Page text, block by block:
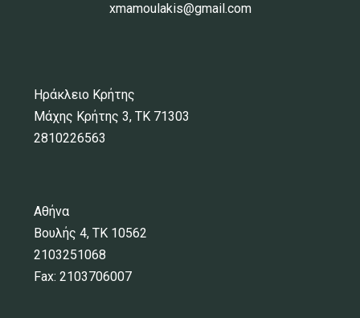
xmamoulakis@gmail.com
Ηράκλειο Κρήτης
Μάχης Κρήτης 3, ΤΚ 71303
2810226563
Αθήνα
Βουλής 4, ΤΚ 10562
2103251068
Fax: 2103706007